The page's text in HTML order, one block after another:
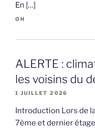
En […]
OH
ALERTE :
les voisins du
1 JUILLET 2026
Introduction Lors de
7ème et dernier